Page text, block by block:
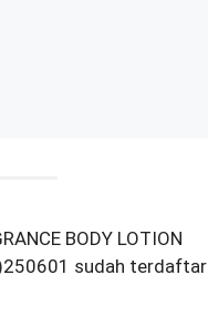
BODY LOTION
sudah terdaftar